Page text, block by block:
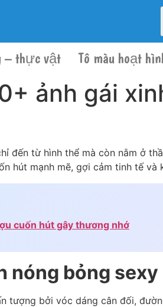
– thực vật Tô màu hoạt
ảnh gái
đến từ hình thể mà còn nằm ở
hút mạnh mẽ, gợi cảm tinh tế và
cuốn hút gây thương nhớ
nóng bỏng
tượng bởi vóc dáng cân đối,